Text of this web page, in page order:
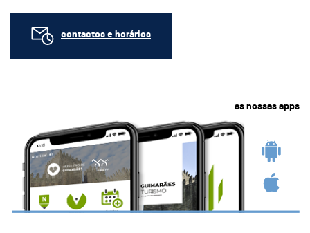
contactos e horários
as nossas apps